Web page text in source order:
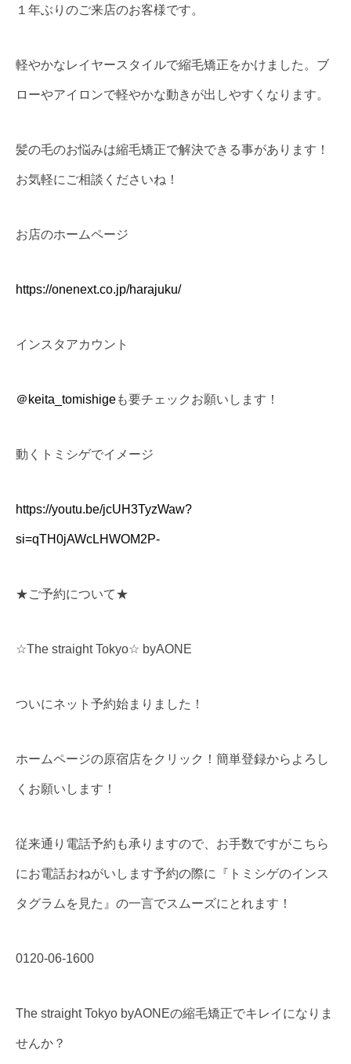
１年ぶりのご来店のお客様です。
軽やかなレイヤースタイルで縮毛矯正をかけました。ブ
ローやアイロンで軽やかな動きが出しやすくなります。
髪の毛のお悩みは縮毛矯正で解決できる事があります！
お気軽にご相談くださいね！
お店のホームページ
https://onenext.co.jp/harajuku/
インスタアカウント
＠keita_tomishigeも要チェックお願いします！
動くトミシゲでイメージ
https://youtu.be/jcUH3TyzWaw?
si=qTH0jAWcLHWOM2P-
★ご予約について★
☆The straight Tokyo☆ byAONE
ついにネット予約始まりました！
ホームページの原宿店をクリック！簡単登録からよろし
くお願いします！
従来通り電話予約も承りますので、お手数ですがこちら
にお電話おねがいします予約の際に『トミシゲのインス
タグラムを見た』の一言でスムーズにとれます！
0120-06-1600
The straight Tokyo byAONEの縮毛矯正でキレイになりま
せんか？